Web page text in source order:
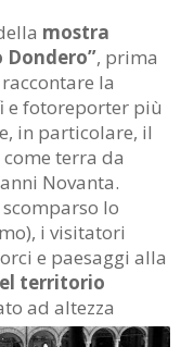
mostra
, prima
la
e fotoreporter più
in particolare, il
terra da
Novanta.
lo
i visitatori
e paesaggi alla
territorio
ad altezza